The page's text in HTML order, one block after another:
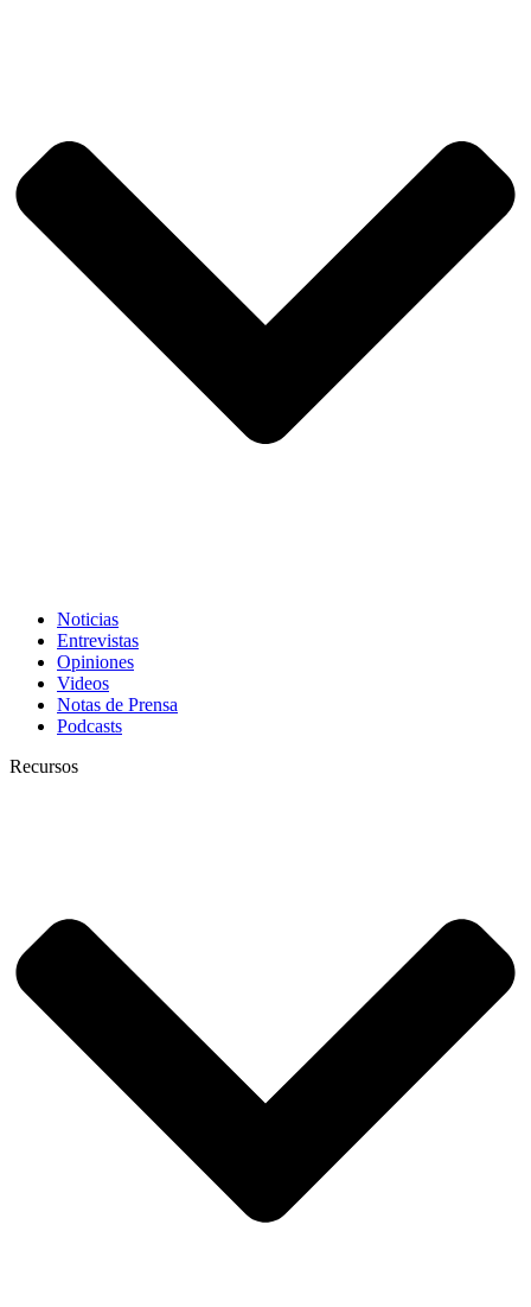
Noticias
Entrevistas
Opiniones
Videos
Notas de Prensa
Podcasts
Recursos